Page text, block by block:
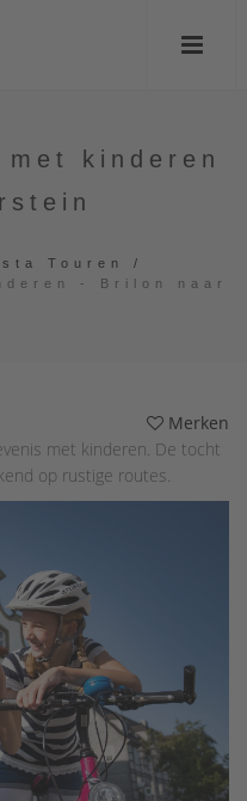
met kinderen
Touren
/
- Brilon naar
Merken
met kinderen. De tocht
op rustige routes.